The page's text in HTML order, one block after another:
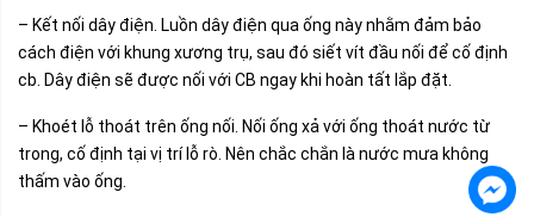
– Kết nối dây điện. Luồn dây điện qua ống này nhằm đảm bảo
cách điện với khung xương trụ, sau đó siết vít đầu nối để cố định
cb. Dây điện sẽ được nối với CB ngay khi hoàn tất lắp đặt.
– Khoét lỗ thoát trên ống nối. Nối ống xả với ống thoát nước từ
trong, cố định tại vị trí lỗ rò. Nên chắc chắn là nước mưa không
thấm vào ống.